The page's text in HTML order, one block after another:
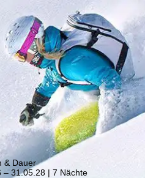
unseren Rabatt-Aktionen!
& Dauer
– 31.05.28 | 7 Nächte